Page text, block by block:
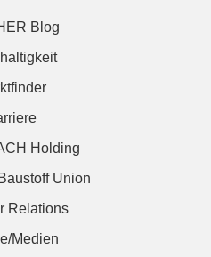
Blog
Holding
Union
Relations
Medien